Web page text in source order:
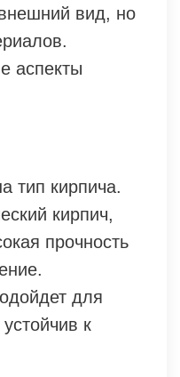
вид, но
аспекты
тип кирпича.
кирпич,
прочность
для
к